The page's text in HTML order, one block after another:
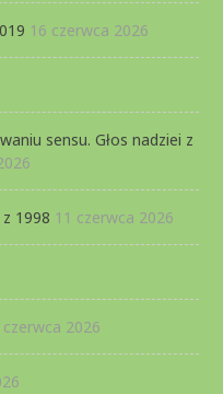
16 czerwca 2026
sensu. Głos nadziei z
1998 11 czerwca 2026
czerwca 2026